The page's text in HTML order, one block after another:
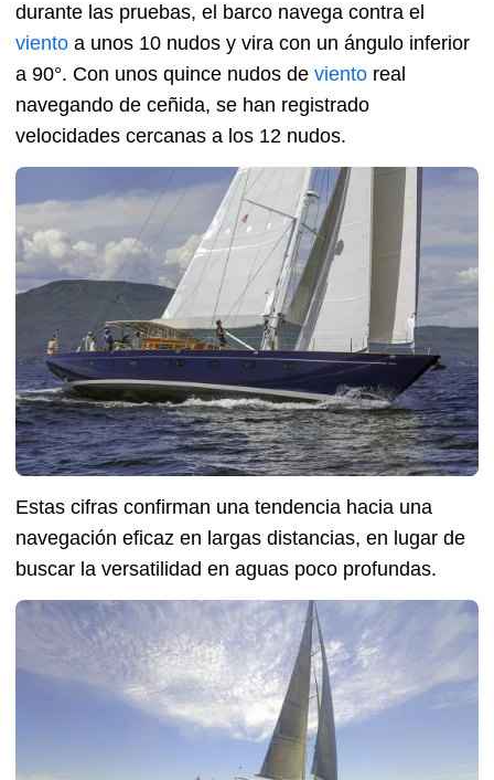
durante las pruebas, el barco navega contra el
viento a unos 10 nudos y vira con un ángulo inferior
a 90°. Con unos quince nudos de viento real
navegando de ceñida, se han registrado
velocidades cercanas a los 12 nudos.
Estas cifras confirman una tendencia hacia una
navegación eficaz en largas distancias, en lugar de
buscar la versatilidad en aguas poco profundas.